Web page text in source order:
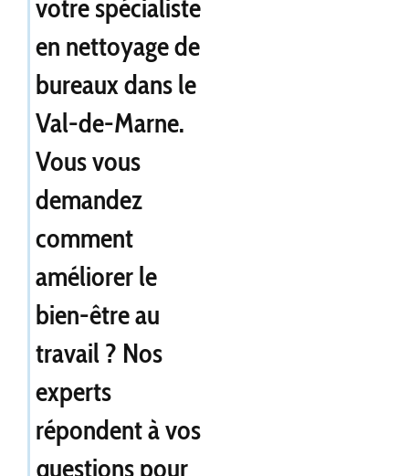
votre spécialiste
en nettoyage de
bureaux dans le
Val-de-Marne.
Vous vous
demandez
comment
améliorer le
bien-être au
travail ? Nos
experts
répondent à vos
questions pour